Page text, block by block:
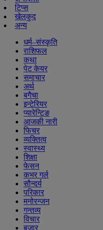
टिप्स
खेलकुद
अन्य
धर्म–संस्कृति
राशिफल
कथा
पेट केयर
समाचार
अर्थ
बगैचा
इन्टेरियर
प्यारेन्टिङ
आजकी नारी
फिचर
व्यक्तित्व
स्वास्थ्य
शिक्षा
फेसन
कभर गर्ल
सौन्दर्य
परिकार
मनोरन्जन
गन्तव्य
विचार
बजार